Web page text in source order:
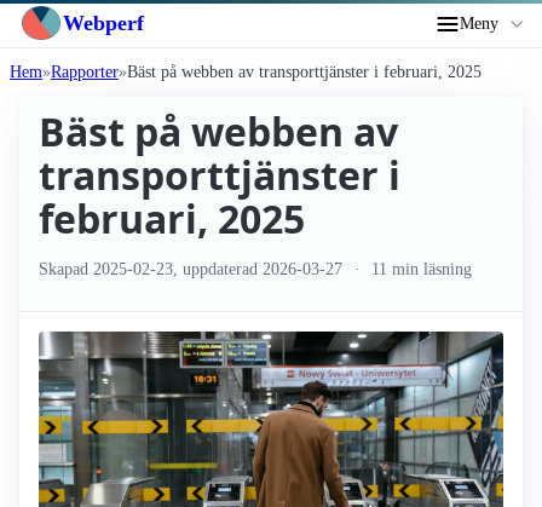
Webperf Meny
Hem Rapporter Bäst på webben av transport­tjänster i februari, 2025
Bäst på webben av
transport­tjänster i
februari, 2025
Skapad 2025-02-23 , uppdaterad 2026-03-27 11 min läsning